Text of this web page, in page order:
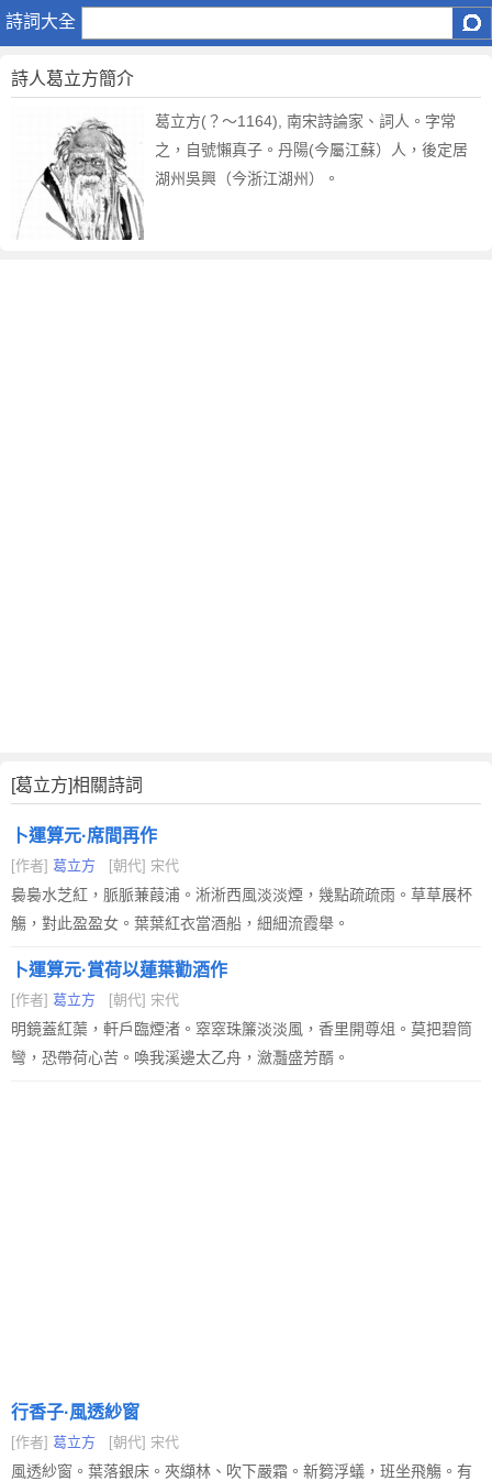
詩詞大全
葛
詩人葛立方簡介
葛立方(？～1164), 南宋詩論家、詞人。字常
之，自號懶真子。丹陽(今屬江蘇）人，後定居
湖州吳興（今浙江湖州）。
[葛立方]相關詩詞
卜運算元·席間再作
[作者] 葛立方 [朝代] 宋代
裊裊水芝紅，脈脈蒹葭浦。淅淅西風淡淡煙，幾點疏疏雨。草草展杯
觴，對此盈盈女。葉葉紅衣當酒船，細細流霞舉。
卜運算元·賞荷以蓮葉勸酒作
[作者] 葛立方 [朝代] 宋代
明鏡蓋紅蕖，軒戶臨煙渚。窣窣珠簾淡淡風，香里開尊俎。莫把碧筒
彎，恐帶荷心苦。喚我溪邊太乙舟，瀲灩盛芳醑。
行香子·風透紗窗
[作者] 葛立方 [朝代] 宋代
風透紗窗。葉落銀床。夾纈林、吹下嚴霜。新篘浮蟻，班坐飛觴。有